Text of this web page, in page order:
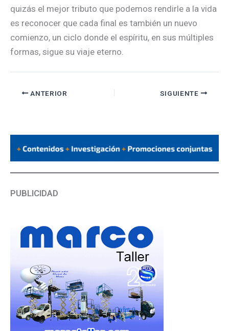
quizás el mejor tributo que podemos rendirle a la vida
es reconocer que cada final es también un nuevo
comienzo, un ciclo donde el espíritu, en sus múltiples
formas, sigue su viaje eterno.
ANTERIOR SIGUIENTE
PUBLICIDAD